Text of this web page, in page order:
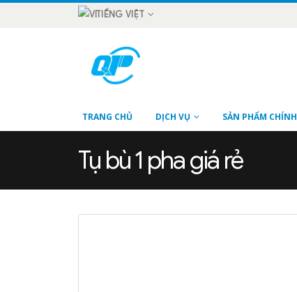
TIẾNG VIỆT
TRANG CHỦ DỊCH VỤ SẢN PHẨM CHÍNH
Tụ bù 1 pha giá rẻ